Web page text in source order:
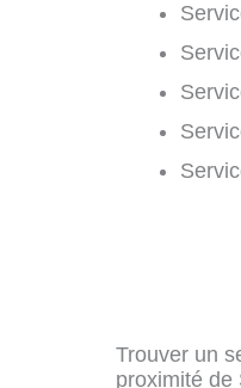
Trouver un
proximité de